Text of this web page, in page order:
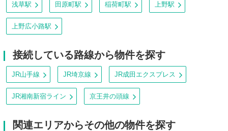
浅草駅 田原町駅 稲荷町駅 上野駅
上野広小路駅
接続している路線から物件を探す
JR山手線 JR埼京線 JR成田エクスプレス
JR湘南新宿ライン 京王井の頭線
関連エリアからその他の物件を探す